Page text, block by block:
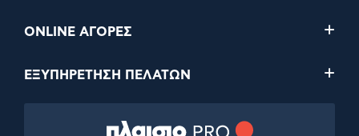
ONLINE ΑΓΟΡΕΣ
ΕΞΥΠΗΡΕΤΗΣΗ ΠΕΛΑΤΩΝ